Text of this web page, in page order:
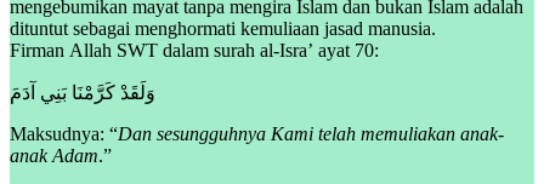
mengebumikan mayat tanpa mengira Islam dan bukan Islam adalah
dituntut sebagai menghormati kemuliaan jasad manusia.
Firman Allah SWT dalam surah al-Isra’ ayat 70:
وَلَقَدْ كَرَّمْنَا بَنِي آدَمَ
Maksudnya: “Dan sesungguhnya Kami telah memuliakan anak-
anak Adam.”